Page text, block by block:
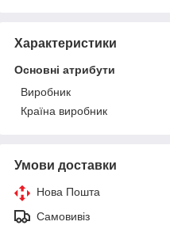
Характеристики
Основні атрибути
Виробник
Країна виробник
Умови доставки
Нова Пошта
Самовивіз